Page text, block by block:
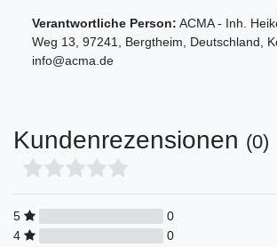
Verantwortliche Person: ACMA - Inh.
Weg 13 97241 Bergtheim Deutschland ,
info@acma.de
Kundenrezensionen (0)
5
0
4
0